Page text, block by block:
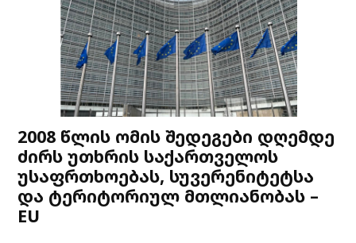
2008 წლის ომის შედეგები დღემდე
ძირს უთხრის საქართველოს
უსაფრთხოებას, სუვერენიტეტსა
და ტერიტორიულ მთლიანობას –
EU